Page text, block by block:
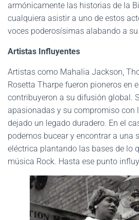
armónicamente las historias de la
cualquiera asistir a uno de estos
voces poderosísimas alabando a su
Artistas Influyentes
Artistas como Mahalia Jackson,
Rosetta Tharpe fueron pioneros en
contribuyeron a su difusión global.
apasionadas y su compromiso con
dejado un legado duradero. En el
podemos bucear y encontrar a una
eléctrica plantando las bases de lo
música Rock. Hasta ese punto